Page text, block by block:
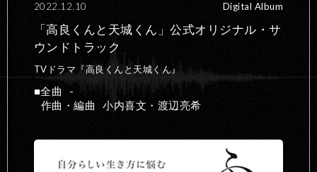
2022.12.10 Digital Album
「高良くんと天城くん」公式オリジナル・サ
ウンドトラック
TVドラマ『高良くんと天城くん』
全曲
-
作曲・編曲
小内喜文・渡辺亮希